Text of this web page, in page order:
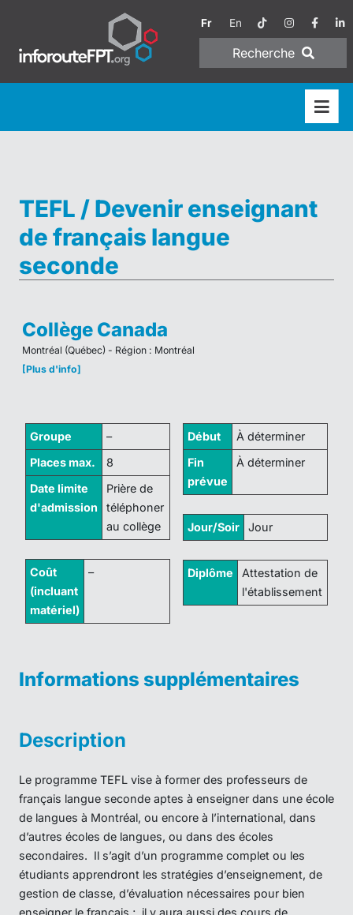
Fr En
Recherche
TEFL / Devenir enseignant
de français langue
seconde
Collège Canada
Montréal (Québec) - Région : Montréal
[Plus d'info]
Groupe
–
Places max.
8
Date limite
d'admission
Prière de
téléphoner
au collège
Coût
(incluant
matériel)
–
Début
À déterminer
Fin
prévue
À déterminer
Jour/Soir Jour
Diplôme
Attestation de
l'établissement
Informations supplémentaires